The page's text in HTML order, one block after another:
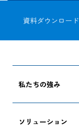
資料ダウンロード
私たちの強み
ソリューション